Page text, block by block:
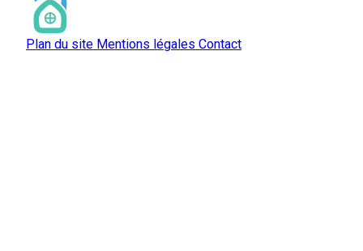
Plan du site Mentions légales Contact